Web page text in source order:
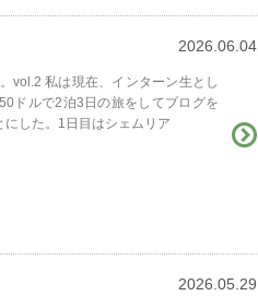
2026.06.04
vol.2 私は現在、インターン生とし
ドルで2泊3日の旅をしてブログを
した。1日目はシェムリア
2026.05.29